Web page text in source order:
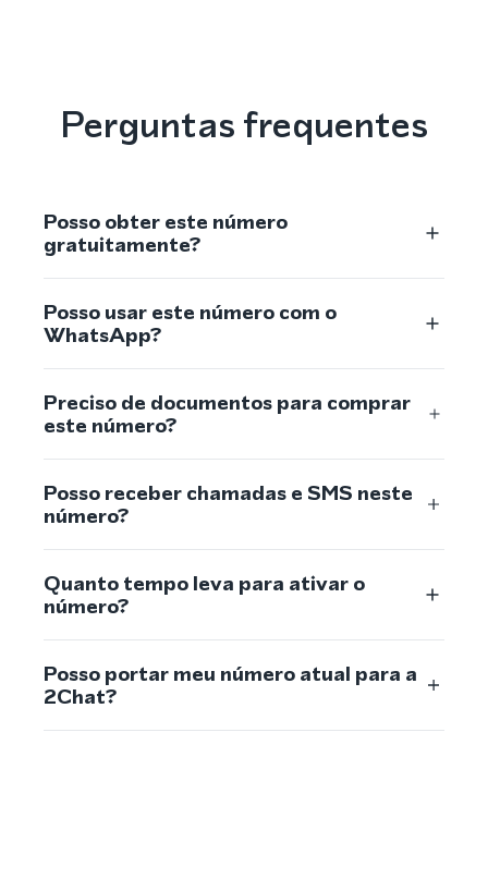
Perguntas frequentes
Posso obter este número
gratuitamente?
Posso usar este número com o
WhatsApp?
Preciso de documentos para comprar
este número?
Posso receber chamadas e SMS neste
número?
Quanto tempo leva para ativar o
número?
Posso portar meu número atual para a
2Chat?